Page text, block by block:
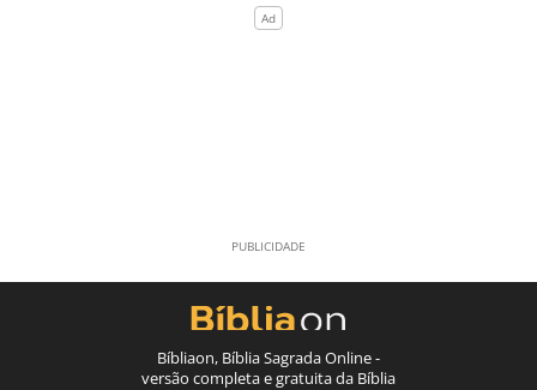
Bíbliaon, Bíblia Sagrada Online -
versão completa e gratuita da Bíblia